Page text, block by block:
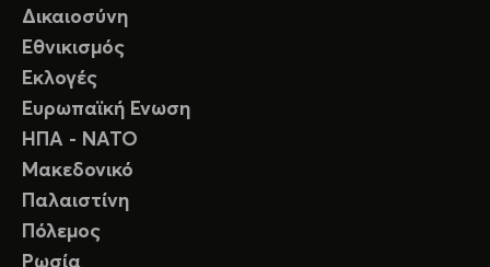
Δικαιοσύνη
Εθνικισμός
Εκλογές
Ευρωπαϊκή Ενωση
ΗΠΑ - ΝΑΤΟ
Μακεδονικό
Παλαιστίνη
Πόλεμος
Ρωσία